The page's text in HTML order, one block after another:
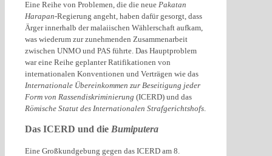
Eine Reihe von Problemen, die die neue Pakatan
Harapan-Regierung angeht, haben dafür gesorgt, dass
Ärger innerhalb der malaiischen Wählerschaft aufkam,
was wiederum zur zunehmenden Zusammenarbeit
zwischen UNMO und PAS führte. Das Hauptproblem
war eine Reihe geplanter Ratifikationen von
internationalen Konventionen und Verträgen wie das
Internationale Übereinkommen zur Beseitigung jeder
Form von Rassendiskriminierung (ICERD) und das
Römische Statut des Internationalen Strafgerichtshofs.
Das ICERD und die Bumiputera
Eine Großkundgebung gegen das ICERD am 8.